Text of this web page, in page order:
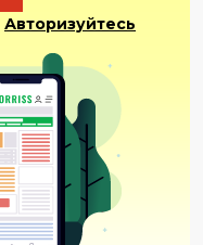
Авторизуйтесь